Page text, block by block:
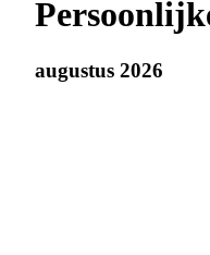
augustus 2026